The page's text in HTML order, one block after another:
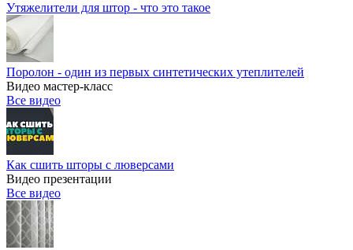
Утяжелители для штор - что это такое
Поролон - один из первых синтетических утеплителей
Видео мастер-класс
Все видео
Как сшить шторы с люверсами
Видео презентации
Все видео